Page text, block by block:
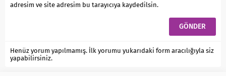
adresim ve site adresim bu tarayıcıya kaydedilsin.
Henüz yorum yapılmamış. İlk yorumu yukarıdaki form aracılığıyla siz
yapabilirsiniz.